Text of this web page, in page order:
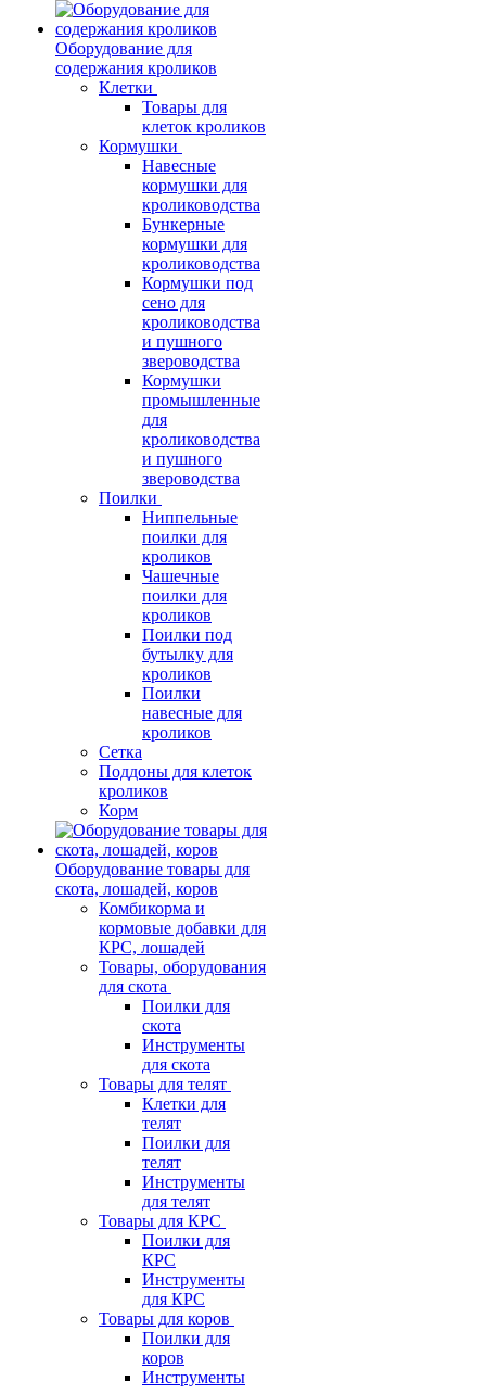
Оборудование для
содержания кроликов
Клетки
Товары для
клеток кроликов
Кормушки
Навесные
кормушки для
кролиководства
Бункерные
кормушки для
кролиководства
Кормушки под
сено для
кролиководства
и пушного
звероводства
Кормушки
промышленные
для
кролиководства
и пушного
звероводства
Поилки
Ниппельные
поилки для
кроликов
Чашечные
поилки для
кроликов
Поилки под
бутылку для
кроликов
Поилки
навесные для
кроликов
Сетка
Поддоны для клеток
кроликов
Корм
Оборудование товары для
скота, лошадей, коров
Комбикорма и
кормовые добавки для
КРС, лошадей
Товары, оборудования
для скота
Поилки для
скота
Инструменты
для скота
Товары для телят
Клетки для
телят
Поилки для
телят
Инструменты
для телят
Товары для КРС
Поилки для
КРС
Инструменты
для КРС
Товары для коров
Поилки для
коров
Инструменты